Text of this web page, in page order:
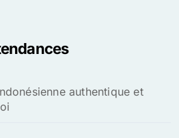
authentique et